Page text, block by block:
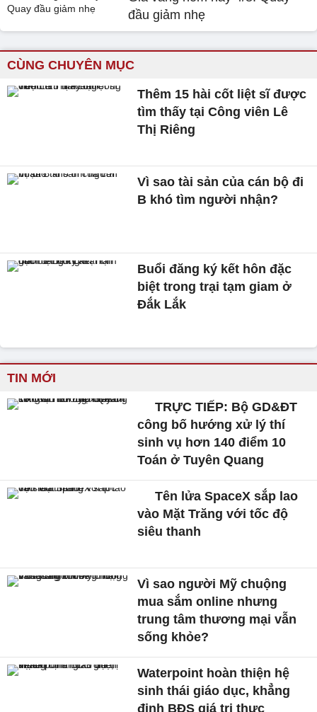
đầu giảm nhẹ
CÙNG CHUYÊN MỤC
Thêm 15 hài cốt liệt sĩ được
tìm thấy tại Công viên Lê
Thị Riêng
Vì sao tài sản của cán bộ đi
B khó tìm người nhận?
Buổi đăng ký kết hôn đặc
biệt trong trại tạm giam ở
Đắk Lắk
TIN MỚI
TRỰC TIẾP: Bộ GD&ĐT
công bố hướng xử lý thí
sinh vụ hơn 140 điểm 10
Toán ở Tuyên Quang
Tên lửa SpaceX sắp lao
vào Mặt Trăng với tốc độ
siêu thanh
Vì sao người Mỹ chuộng
mua sắm online nhưng
trung tâm thương mại vẫn
sống khỏe?
Waterpoint hoàn thiện hệ
sinh thái giáo dục, khẳng
định BĐS giá trị thực